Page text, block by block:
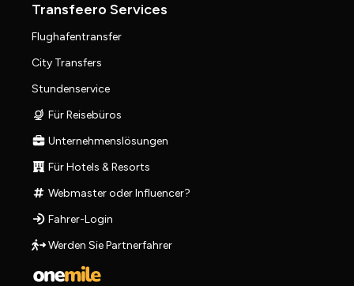
Transfeero Services
Flughafentransfer
City Transfers
Stundenservice
Für Reisebüros
Unternehmenslösungen
Für Hotels & Resorts
Webmaster oder Influencer?
Fahrer-Login
Werden Sie Partnerfahrer